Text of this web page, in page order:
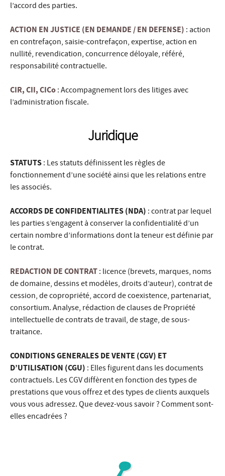
l’accord des parties.
ACTION EN JUSTICE (EN DEMANDE / EN DEFENSE) : action
en contrefaçon, saisie-contrefaçon, expertise, action en
nullité, revendication, concurrence déloyale, référé,
responsabilité contractuelle.
CIR, CII, CICo : Accompagnement lors des litiges avec
l’administration fiscale.
Juridique
STATUTS : Les statuts définissent les règles de
fonctionnement d’une société ainsi que les relations entre
les associés.
ACCORDS DE CONFIDENTIALITES (NDA) : contrat par lequel
les parties s’engagent à conserver la confidentialité d’un
certain nombre d’informations dont la teneur est définie par
le contrat.
REDACTION DE CONTRAT : licence (brevets, marques, noms
de domaine, dessins et modèles, droits d’auteur), contrat de
cession, de copropriété, accord de coexistence, partenariat,
consortium. Analyse, rédaction de clauses de Propriété
intellectuelle de contrats de travail, de stage, de sous-
traitance.
CONDITIONS GENERALES DE VENTE (CGV) ET
D’UTILISATION (CGU) : Elles figurent dans les documents
contractuels. Les CGV diffèrent en fonction des types de
prestations que vous offrez et des types de clients auxquels
vous vous adressez. Que devez-vous savoir ? Comment sont-
elles encadrées ?